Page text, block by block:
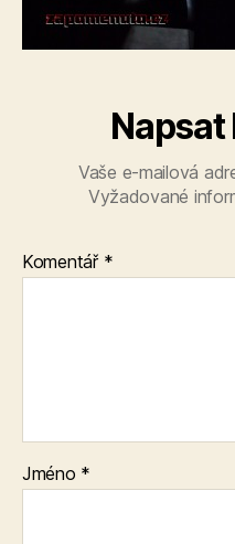
Vaše e-mailová
Vyžadované
Komentář *
Jméno *